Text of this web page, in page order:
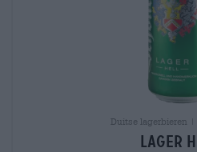
Duitse lagerbieren |
lager